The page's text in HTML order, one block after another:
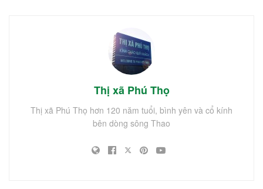
Thị xã Phú Thọ
Thị xã Phú Thọ hơn 120 năm tuổi, bình yên và cổ kính
bên dòng sông Thao